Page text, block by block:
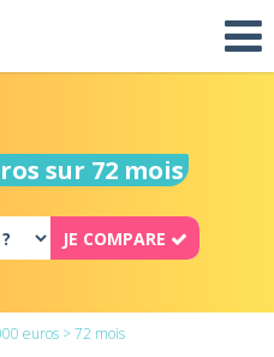
sur 72 mois
JE COMPARE
euros > 72 mois